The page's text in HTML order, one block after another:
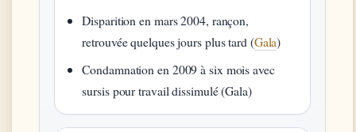
Disparition en mars 2004, rançon,
retrouvée quelques jours plus tard (Gala)
Condamnation en 2009 à six mois avec
sursis pour travail dissimulé (Gala)